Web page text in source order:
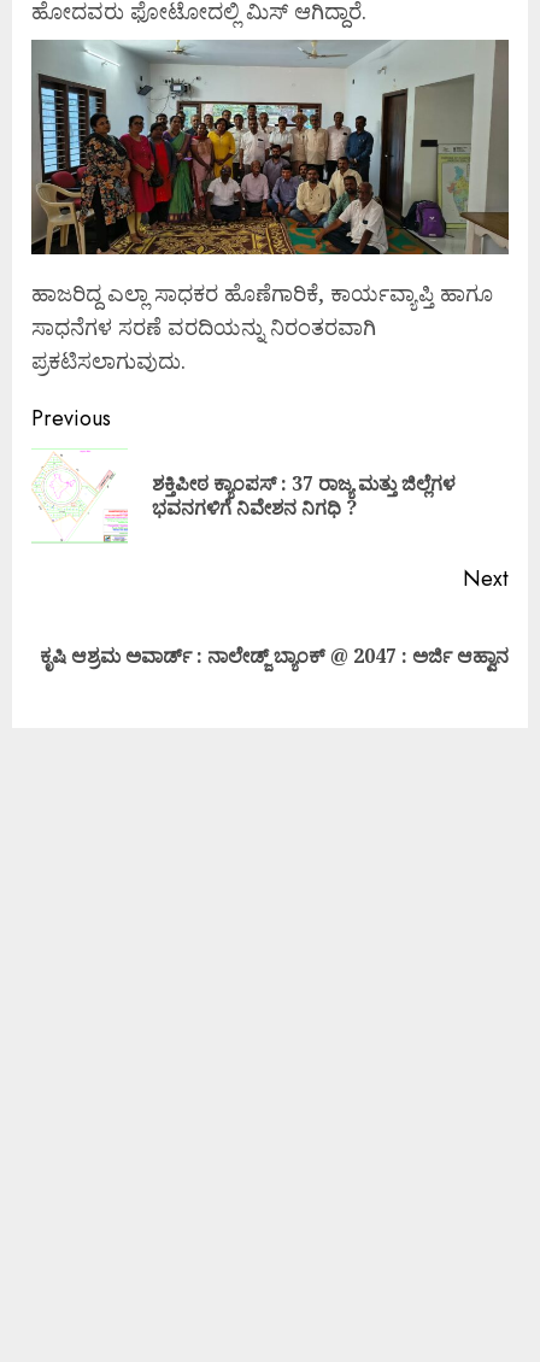
ಹೋದವರು ಫೋಟೋದಲ್ಲಿ ಮಿಸ್ ಆಗಿದ್ದಾರೆ.
ಹಾಜರಿದ್ದ ಎಲ್ಲಾ ಸಾಧಕರ ಹೊಣೆಗಾರಿಕೆ, ಕಾರ್ಯವ್ಯಾಪ್ತಿ ಹಾಗೂ
ಸಾಧನೆಗಳ ಸರಣೆ ವರದಿಯನ್ನು ನಿರಂತರವಾಗಿ
ಪ್ರಕಟಿಸಲಾಗುವುದು.
Previous
ಶಕ್ತಿಪೀಠ ಕ್ಯಾಂಪಸ್ : 37 ರಾಜ್ಯ ಮತ್ತು ಜಿಲ್ಲೆಗಳ
ಭವನಗಳಿಗೆ ನಿವೇಶನ ನಿಗಧಿ ?
Next
ಕೃಷಿ ಆಶ್ರಮ ಅವಾರ್ಡ್ : ನಾಲೇಡ್ಜ್ ಬ್ಯಾಂಕ್ @ 2047 : ಅರ್ಜಿ ಆಹ್ವಾನ